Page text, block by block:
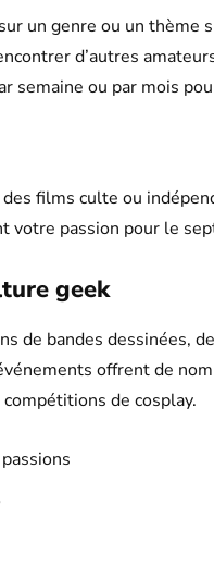
un genre ou un thème
d’autres
semaine ou par mois
films culte ou
votre passion pour le
geek
de bandes dessinées,
offrent de
de cosplay.